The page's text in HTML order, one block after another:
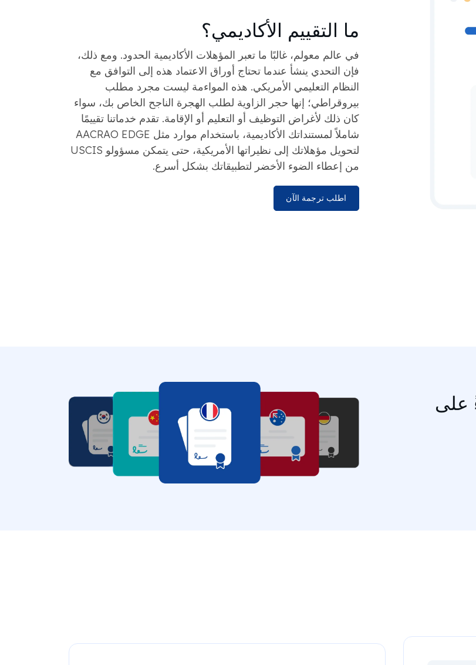
ما التقييم الأكاديمي؟
في عالم معولم، غالبًا ما تعبر المؤهلات الأكاديمية الحدود. ومع ذلك،
فإن التحدي ينشأ عندما تحتاج أوراق الاعتماد هذه إلى التوافق مع
النظام التعليمي الأمريكي. هذه المواءمة ليست مجرد مطلب
بيروقراطي؛ إنها حجر الزاوية لطلب الهجرة الناجح الخاص بك، سواء
كان ذلك لأغراض التوظيف أو التعليم أو الإقامة. تقدم خدماتنا تقييمًا
شاملاً لمستنداتك الأكاديمية، باستخدام موارد مثل AACRAO EDGE
لتحويل مؤهلاتك إلى نظيراتها الأمريكية، حتى يتمكن مسؤولو USCIS
من إعطاء الضوء الأخضر لتطبيقاتك بشكل أسرع.
اطلب ترجمة الآن
على